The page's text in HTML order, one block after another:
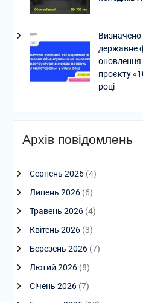
Визначено
державне
оновлення
проєкту
році
Архів повідомлень
Серпень 2026(4)
Липень 2026(6)
Травень 2026(4)
Квітень 2026(3)
Березень 2026(7)
Лютий 2026(8)
Січень 2026(7)